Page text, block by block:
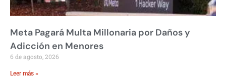
Meta Pagará Multa Millonaria por Daños y
Adicción en Menores
6 de agosto, 2026
Leer más »